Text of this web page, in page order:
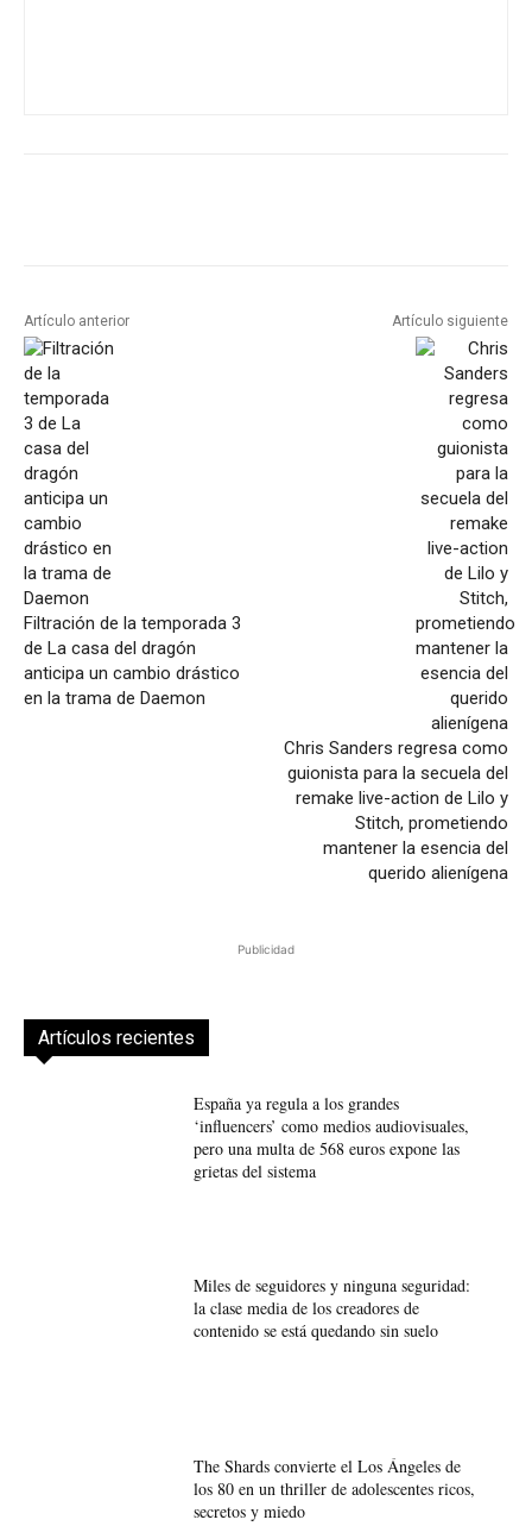
Artículo anterior
Filtración de la temporada 3
de La casa del dragón
anticipa un cambio drástico
en la trama de Daemon
Artículo siguiente
Chris Sanders regresa como
guionista para la secuela del
remake live-action de Lilo y
Stitch, prometiendo
mantener la esencia del
querido alienígena
Publicidad
Artículos recientes
España ya regula a los grandes
‘influencers’ como medios audiovisuales,
pero una multa de 568 euros expone las
grietas del sistema
Miles de seguidores y ninguna seguridad:
la clase media de los creadores de
contenido se está quedando sin suelo
The Shards convierte el Los Ángeles de
los 80 en un thriller de adolescentes ricos,
secretos y miedo